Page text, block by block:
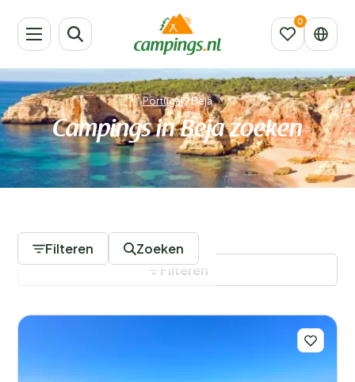
Portugal/Beja
Campings in Beja zoeken
Filteren Zoeken
Filteren